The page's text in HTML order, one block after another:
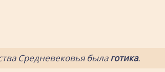
Средневековья былаготика.